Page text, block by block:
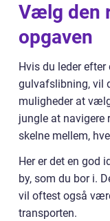
Vælg den
opgaven
Hvis du leder
gulvafslibning, vil
muligheder at
jungle at
skelne mellem,
Her er det en god
by, som du bor i.
vil oftest også
transporten.